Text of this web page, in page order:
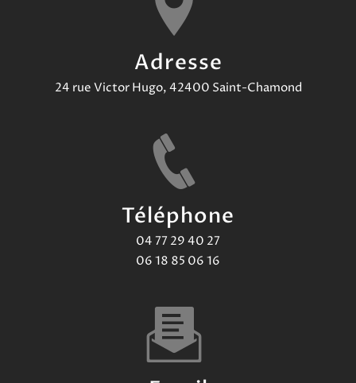
Adresse
24 rue Victor Hugo, 42400 Saint-Chamond
Téléphone
04 77 29 40 27
06 18 85 06 16